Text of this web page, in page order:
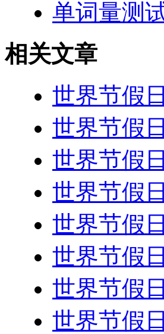
单词量测
相关文章
世界节假
世界节假
世界节假
世界节假
世界节假
世界节假
世界节假
世界节假